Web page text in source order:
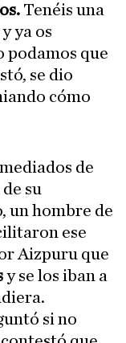
Tenéis una
ya os
podamos que
se dio
cómo
de
su
un hombre de
ese
Aizpuru que
y se los iban a
si no